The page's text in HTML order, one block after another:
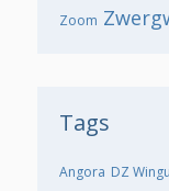
Zoom
Tags
Angora DZ